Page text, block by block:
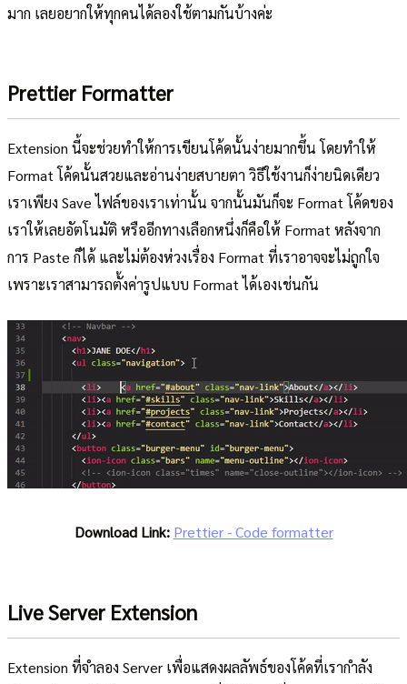
มาก เลยอยากให้ทุกคนได้ลองใช้ตามกันบ้างค่ะ
Prettier Formatter
Extension นี้จะช่วยทำให้การเขียนโค้ดนั้นง่ายมากขึ้น โดยทำให้
Format โค้ดนั้นสวยและอ่านง่ายสบายตา วิธีใช้งานก็ง่ายนิดเดียว
เราเพียง Save ไฟล์ของเราเท่านั้น จากนั้นมันก็จะ Format โค้ดของ
เราให้เลยอัตโนมัติ หรืออีกทางเลือกหนึ่งก็คือให้ Format หลังจาก
การ Paste ก็ได้ และไม่ต้องห่วงเรื่อง Format ที่เราอาจจะไม่ถูกใจ
เพราะเราสามารถตั้งค่ารูปแบบ Format ได้เองเช่นกัน
Download Link: Prettier - Code formatter
Live Server Extension
Extension ที่จำลอง Server เพื่อแสดงผลลัพธ์ของโค้ดที่เรากำลัง